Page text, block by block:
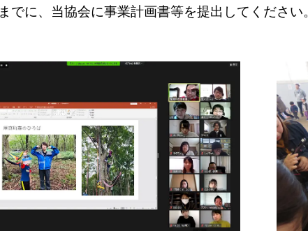
までに、当協会に事業計画書等を提出してください。